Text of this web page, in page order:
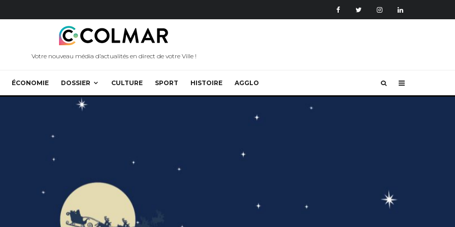
Votre nouveau média d’actualités en direct de votre Ville !
ÉCONOMIE DOSSIER CULTURE SPORT HISTOIRE AGGLO